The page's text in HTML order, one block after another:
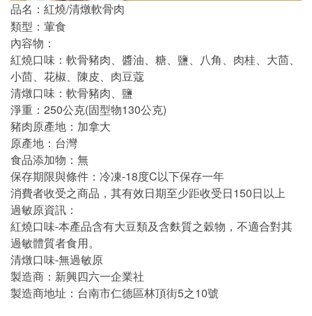
品名：紅燒/清燉軟骨肉
類型：葷食
內容物：
紅燒口味：軟骨豬肉、醬油、糖、鹽、八角、肉桂、大茴、
小茴、花椒、陳皮、肉豆蔻
清燉口味：軟骨豬肉、鹽
淨重： 250公克(固型物130公克)
豬肉原產地：加拿大
原產地：台灣
食品添加物：無
保存期限與條件：冷凍-18度C以下保存一年
消費者收受之商品，其有效日期至少距收受日150日以上
過敏原資訊：
紅燒口味-本產品含有大豆類及含麩質之穀物，不適合對其
過敏體質者食用。
清燉口味-無過敏原
製造商：新興四六一企業社
製造商地址：台南市仁德區林頂街5之10號